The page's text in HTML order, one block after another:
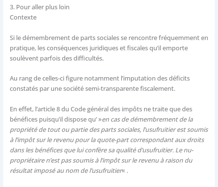
3.Pour aller plus loin
Contexte
Si le démembrement de parts sociales se rencontre fréquemment en
pratique, les conséquences juridiques et fiscales qu’il emporte
soulèvent parfois des difficultés.
Au rang de celles-ci figure notamment l’imputation des déficits
constatés par une société semi-transparente fiscalement.
En effet, l’article 8 du Code général des impôts ne traite que des
bénéfices puisqu’il dispose qu’ »en cas de démembrement de la
propriété de tout ou partie des parts sociales, l’usufruitier est soumis
à l’impôt sur le revenu pour la quote-part correspondant aux droits
dans les bénéfices que lui confère sa qualité d’usufruitier. Le nu-
propriétaire n’est pas soumis à l’impôt sur le revenu à raison du
résultat imposé au nom de l’usufruitier« .